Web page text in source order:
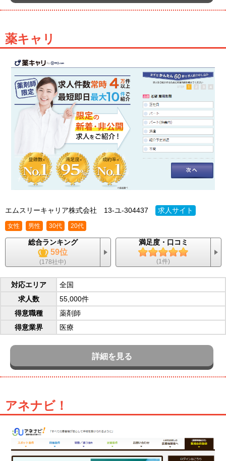
薬キャリ
エムスリーキャリア株式会社 13-ユ-304437 求人サイト
女性 男性 30代 20代
総合ランキング
59位
(178社中)
満足度・口コミ
(1件)
対応エリア
全国
求人数
55,000件
得意職種
薬剤師
得意業界
医療
詳細を見る
アネナビ！